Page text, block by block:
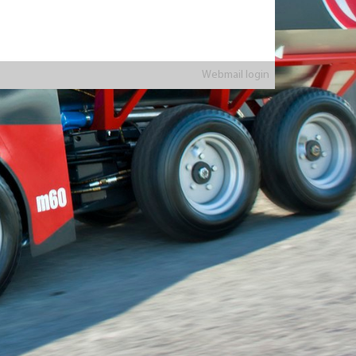
Webmail login